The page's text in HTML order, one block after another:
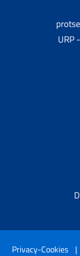
URP
Privacy-Cookies |